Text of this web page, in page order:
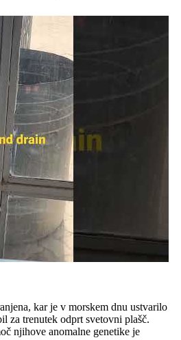
kar je v morskem dnu ustvarilo
za trenutek odprt svetovni plašč.
njihove anomalne genetike je